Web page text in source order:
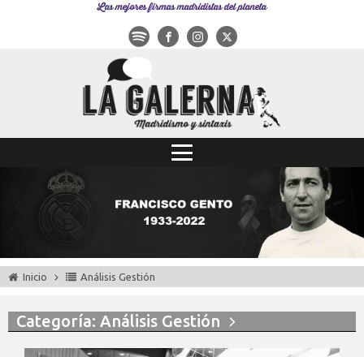
Las mejores firmas madridistas del planeta
Inicio Análisis Gestión
Categoría: Análisis Gestión